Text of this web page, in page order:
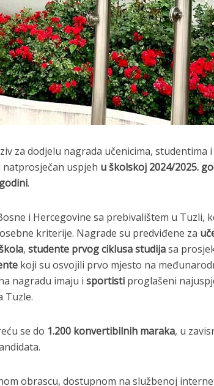
za dodjelu nagrada učenicima, studentima
uspjeh u školskoj 2024/2025.
.
i Hercegovine sa prebivalištem u Tuzli,
kriterije. Nagrade su predviđene za
, studente prvog ciklusa studijasa
koji su osvojili prvo mjesto na
nagradu imaju i sportisti proglašeni
Tuzle.
se do 1.200 konvertibilnih maraka, u
obrascu, dostupnom na službenoj